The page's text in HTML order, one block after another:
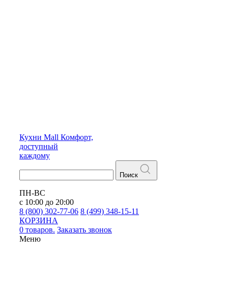
Кухни Mall Комфорт,
доступный
каждому
Поиск
ПН-ВС
с 10:00 до 20:00
8 (800) 302-77-06 8 (499) 348-15-11
КОРЗИНА
0 товаров. Заказать звонок
Меню